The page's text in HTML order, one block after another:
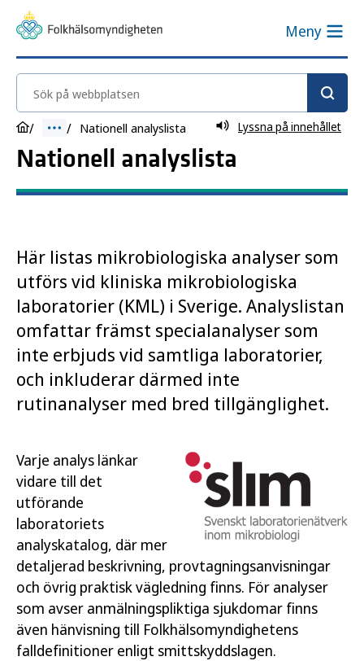
Meny
Sök på webbplatsen
Nationell analyslista Lyssna på innehållet
Nationell analyslista
Här listas mikrobiologiska analyser som
utförs vid kliniska mikrobiologiska
laboratorier (KML) i Sverige. Analyslistan
omfattar främst specialanalyser som
inte erbjuds vid samtliga laboratorier,
och inkluderar därmed inte
rutinanalyser med bred tillgänglighet.
Varje analys länkar
vidare till det
utförande
laboratoriets
analyskatalog, där mer
detaljerad beskrivning, provtagningsanvisningar
och övrig praktisk vägledning finns. För analyser
som avser anmälningspliktiga sjukdomar finns
även hänvisning till Folkhälsomyndighetens
falldefinitioner enligt smittskyddslagen.